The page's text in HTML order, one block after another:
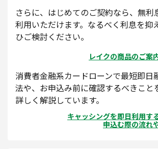
さらに、はじめてのご契約なら、無利
利用いただけます。なるべく利息を抑
ひご検討ください。
レイクの商品のご案
消費者金融系カードローンで最短即日
法や、お申込み前に確認するべきこと
詳しく解説しています。
キャッシングを即日利用す
申込む際の流れ